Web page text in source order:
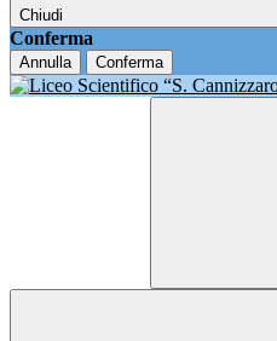
Chiudi
Conferma
Annulla Conferma